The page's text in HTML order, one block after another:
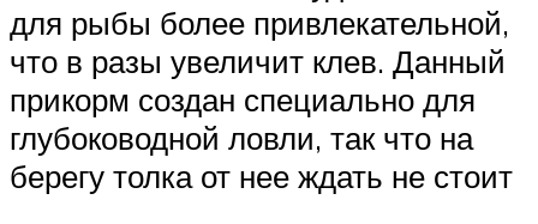
для рыбы более привлекательной,
что в разы увеличит клев. Данный
прикорм создан специально для
глубоководной ловли, так что на
берегу толка от нее ждать не стоит